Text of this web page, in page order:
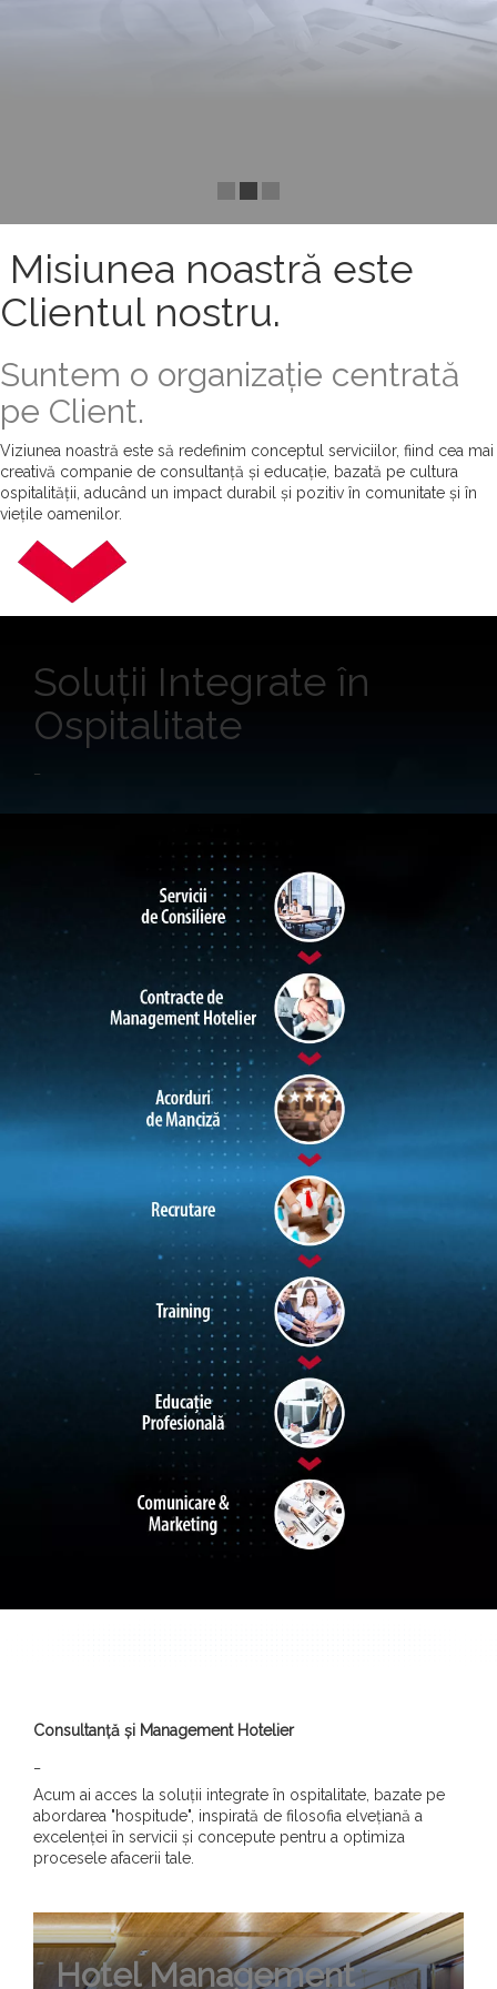
Misiunea noastră este
Clientul nostru.
Suntem o organizație centrată
pe Client.
Viziunea noastră este să redefinim conceptul serviciilor, fiind cea mai
creativă companie de consultanță și educație, bazată pe cultura
ospitalității, aducând un impact durabil și pozitiv în comunitate și în
viețile oamenilor.
Soluții Integrate în
Ospitalitate
Consultanță și Management Hotelier
Acum ai acces la soluții integrate în ospitalitate, bazate pe
abordarea "hospitude", inspirată de filosofia elvețiană a
excelenței în servicii și concepute pentru a optimiza
procesele afacerii tale.
Hotel Management